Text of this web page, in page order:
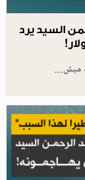
السيد يرد
ميش…